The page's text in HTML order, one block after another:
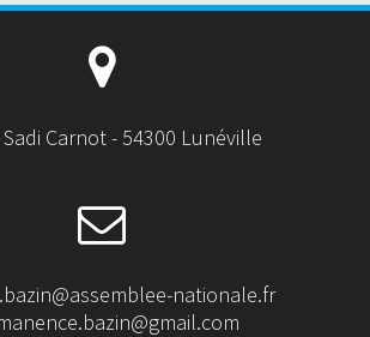
Carnot - 54300 Lunéville
nationale.fr